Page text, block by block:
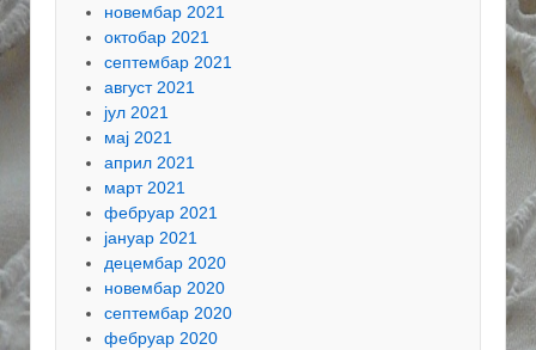
новембар 2021
октобар 2021
септембар 2021
август 2021
јул 2021
мај 2021
април 2021
март 2021
фебруар 2021
јануар 2021
децембар 2020
новембар 2020
септембар 2020
фебруар 2020